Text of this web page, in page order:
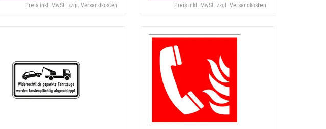
Preis inkl. MwSt. zzgl. Versandkosten Preis inkl. MwSt. zzgl. Versandkosten